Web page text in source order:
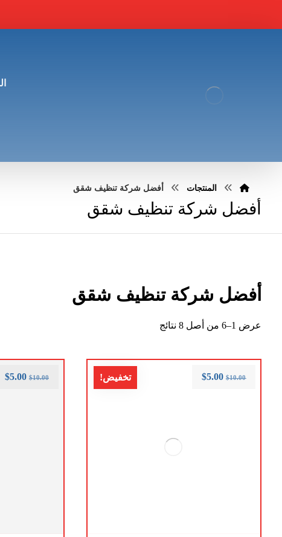
المنتجات أفضل شركة تنظيف شقق
أفضل شركة تنظيف شقق
أفضل شركة تنظيف شقق
عرض 1–6 من أصل 8 نتائج
تخفيض! $10.00
$5.00
$10.00
$5.00